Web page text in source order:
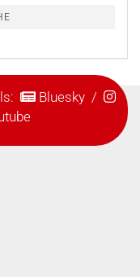
Bluesky/